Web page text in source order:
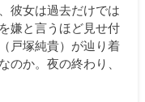
彼女は過去だけでは
嫌と言うほど見せ付
戸塚純貴）が辿り着
のか。夜の終わり、